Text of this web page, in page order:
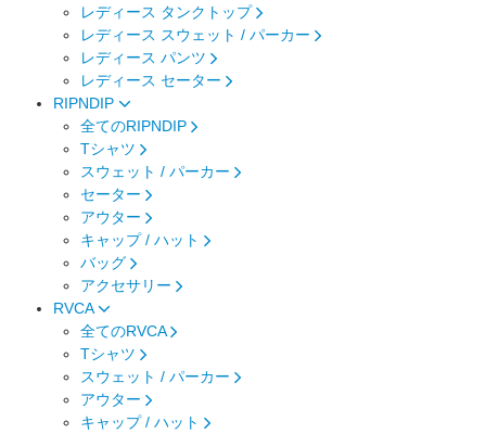
レディース タンクトップ
レディース スウェット / パーカー
レディース パンツ
レディース セーター
RIPNDIP
全てのRIPNDIP
Tシャツ
スウェット / パーカー
セーター
アウター
キャップ / ハット
バッグ
アクセサリー
RVCA
全てのRVCA
Tシャツ
スウェット / パーカー
アウター
キャップ / ハット